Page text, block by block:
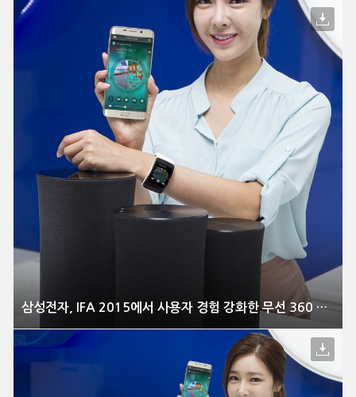
삼성전자, IFA 2015에서 사용자 경험 강화한 무선 360 오디오 신모델 공개